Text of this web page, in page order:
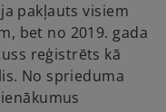
pakļauts visiem
bet no 2019. gada
reģistrēts kā
No sprieduma